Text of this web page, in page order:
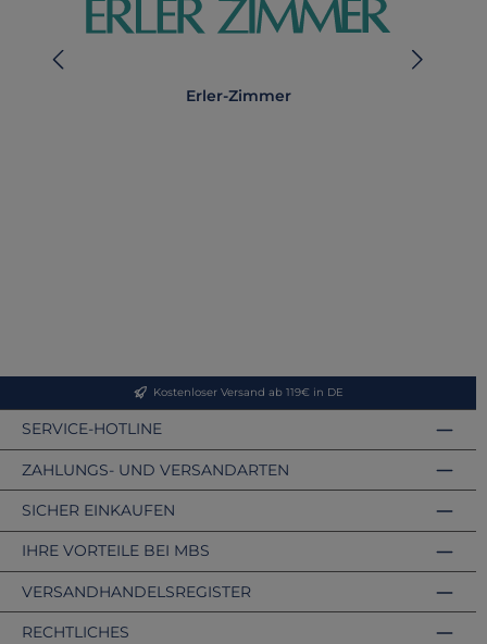
Erler-Zimmer
Kostenloser Versand ab 119€ in DE
SERVICE-HOTLINE
ZAHLUNGS- UND VERSANDARTEN
VERSANDHANDELSREGISTER
SICHER EINKAUFEN
IHRE VORTEILE BEI MBS
RECHTLICHES